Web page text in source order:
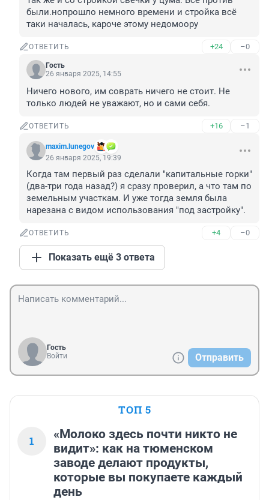
были.нопрошло немного времени и стройка всё
таки началась, кароче этому недомоору
ОТВЕТИТЬ +24 –0
Гость
26 января 2025, 14:55
Ничего нового, им соврать ничего не стоит. Не
только людей не уважают, но и сами себя.
ОТВЕТИТЬ +16 –1
maxim.lunegov
26 января 2025, 19:39
Когда там первый раз сделали "капитальные горки"
(два-три года назад?) я сразу проверил, а что там по
земельным участкам. И уже тогда земля была
нарезана с видом использования "под застройку".
ОТВЕТИТЬ +4 –0
Показать ещё 3 ответа
Гость
Войти
Отправить
ТОП 5
1
«Молоко здесь почти никто не
видит»: как на тюменском
заводе делают продукты,
которые вы покупаете каждый
день